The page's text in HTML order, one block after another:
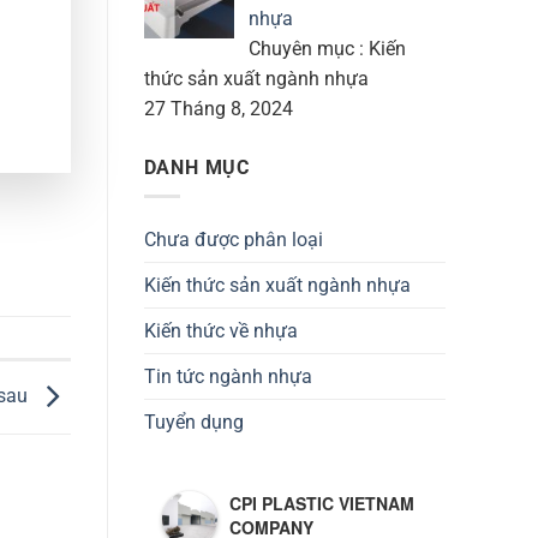
nhựa
Chuyên mục : Kiến
thức sản xuất ngành nhựa
27 Tháng 8, 2024
DANH MỤC
Chưa được phân loại
Kiến thức sản xuất ngành nhựa
Kiến thức về nhựa
Tin tức ngành nhựa
Tuyển dụng
CPI PLASTIC VIETNAM
COMPANY